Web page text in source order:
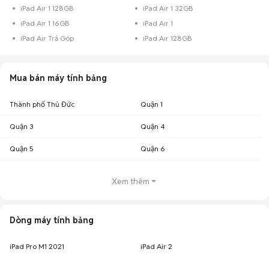
iPad Air 1 128GB
iPad Air 1 32GB
iPad Air 1 16GB
iPad Air 1
iPad Air Trả Góp
iPad Air 128GB
Mua bán máy tính bảng
Thành phố Thủ Đức Quận 1
Quận 3 Quận 4
Quận 5 Quận 6
Xem thêm
Dòng máy tính bảng
iPad Pro M1 2021 iPad Air 2